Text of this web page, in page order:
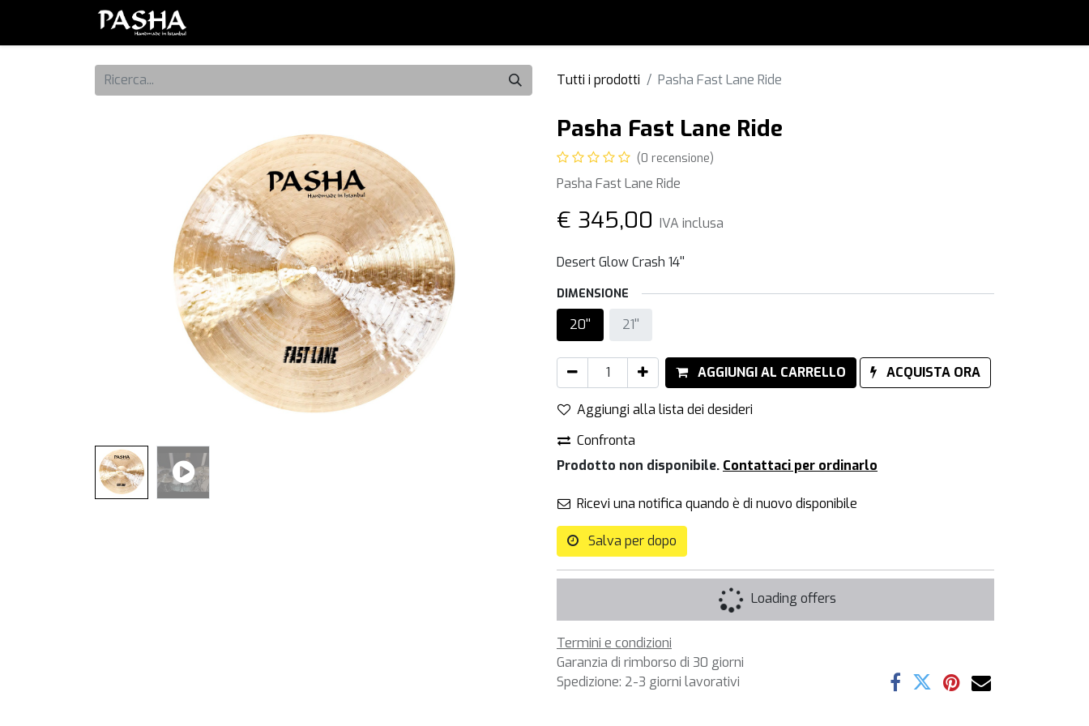
Tutti i prodotti Pasha Fast Lane Ride
Pasha Fast Lane Ride
(0 recensione)
Pasha Fast Lane Ride
€ 345,00 IVA inclusa
Desert Glow Crash 14''
DIMENSIONE
20'' 21''
AGGIUNGI AL CARRELLO ACQUISTA ORA
Aggiungi alla lista dei desideri
Confronta
Prodotto non disponibile. Contattaci per ordinarlo
Ricevi una notifica quando è di nuovo disponibile
Salva per dopo
Loading offers
Termini e condizioni
Garanzia di rimborso di 30 giorni
Spedizione: 2-3 giorni lavorativi